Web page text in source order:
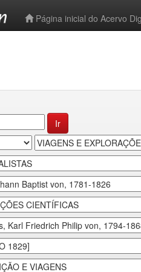
Página inicial do Acervo